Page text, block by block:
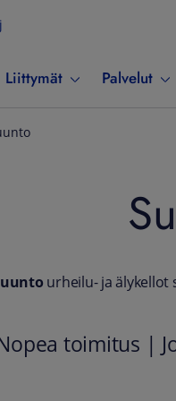
Liittymät Palvelut
urheilu- ja älykellot
toimitus |